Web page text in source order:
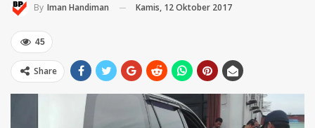
By Iman Handiman Kamis, 12 Oktober 2017
45
Share